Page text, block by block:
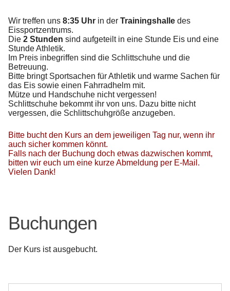
Wir treffen uns 8:35 Uhr in der Trainingshalle des
Eissportzentrums.
Die 2 Stunden sind aufgeteilt in eine Stunde Eis und eine
Stunde Athletik.
Im Preis inbegriffen sind die Schlittschuhe und die
Betreuung.
Bitte bringt Sportsachen für Athletik und warme Sachen für
das Eis sowie einen Fahrradhelm mit.
Mütze und Handschuhe nicht vergessen!
Schlittschuhe bekommt ihr von uns. Dazu bitte nicht
vergessen, die Schlittschuhgröße anzugeben.
Bitte bucht den Kurs an dem jeweiligen Tag nur, wenn ihr
auch sicher kommen könnt.
Falls nach der Buchung doch etwas dazwischen kommt,
bitten wir euch um eine kurze Abmeldung per E-Mail.
Vielen Dank!
Buchungen
Der Kurs ist ausgebucht.